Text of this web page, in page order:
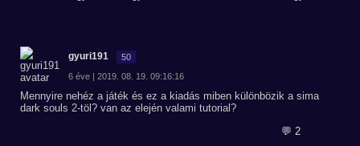
gyuri191 50
6 éve | 2019. 08. 19. 09:16:16
Mennyire nehéz a játék és ez a kiadás miben különbözik a sima
dark souls 2-töl? van az elején valami tutorial?
💬 2